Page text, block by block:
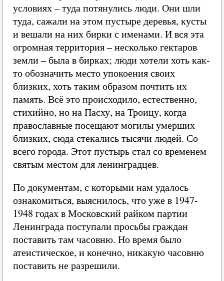
условиях – туда потянулись люди. Они шли
туда, сажали на этом пустыре деревья, кусты
и вешали на них бирки с именами. И вся эта
огромная территория – несколько гектаров
земли – была в бирках; люди хотели хоть как-
то обозначить место упокоения своих
близких, хоть таким образом почтить их
память. Всё это происходило, естественно,
стихийно, но на Пасху, на Троицу, когда
православные посещают могилы умерших
близких, сюда стекались тысячи людей. Со
всего города. Этот пустырь стал со временем
святым местом для ленинградцев.
По документам, с которыми нам удалось
ознакомиться, выяснилось, что уже в 1947-
1948 годах в Московский райком партии
Ленинграда поступали просьбы граждан
поставить там часовню. Но время было
атеистическое, и конечно, никакую часовню
поставить не разрешили.